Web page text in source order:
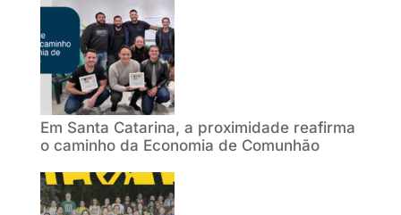
Em Santa Catarina, a proximidade reafirma
o caminho da Economia de Comunhão